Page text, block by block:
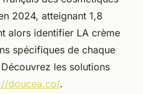
2024, atteignant 1,8
alors identifier LA crème
spécifiques de chaque
les solutions
doucea.co/.